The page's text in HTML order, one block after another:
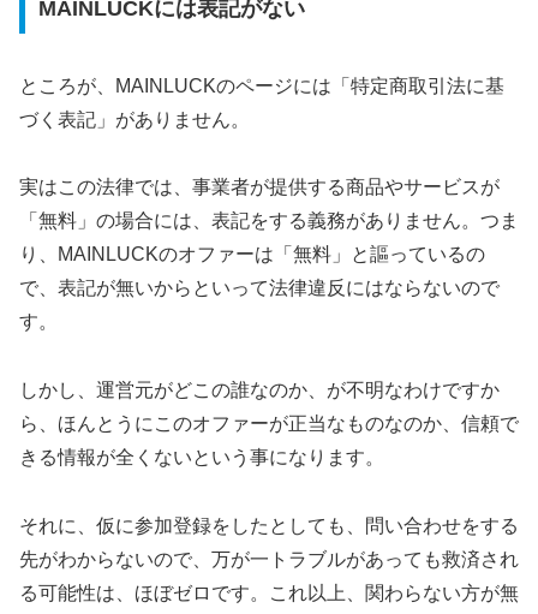
MAINLUCKには表記がない
ところが、MAINLUCKのページには「特定商取引法に基
づく表記」がありません。
実はこの法律では、事業者が提供する商品やサービスが
「無料」の場合には、表記をする義務がありません。つま
り、MAINLUCKのオファーは「無料」と謳っているの
で、表記が無いからといって法律違反にはならないので
す。
しかし、運営元がどこの誰なのか、が不明なわけですか
ら、ほんとうにこのオファーが正当なものなのか、信頼で
きる情報が全くないという事になります。
それに、仮に参加登録をしたとしても、問い合わせをする
先がわからないので、万が一トラブルがあっても救済され
る可能性は、ほぼゼロです。これ以上、関わらない方が無